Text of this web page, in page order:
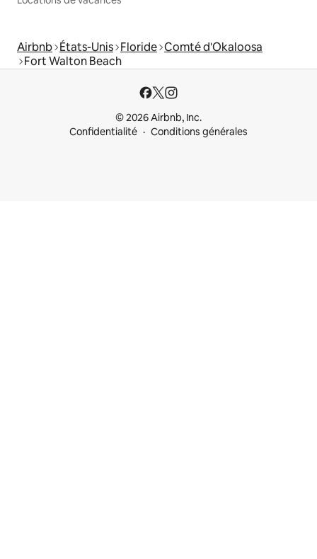
Airbnb États-Unis Floride Comté d'Okaloosa
Fort Walton Beach
© 2026 Airbnb, Inc.
Confidentialité
Conditions générales